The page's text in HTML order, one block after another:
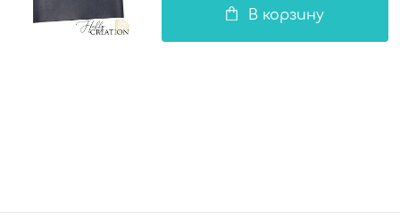
В корзину